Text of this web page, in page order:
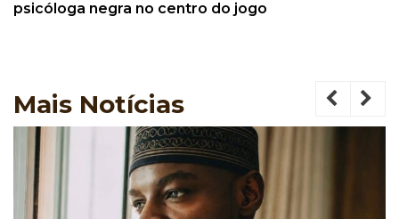
psicóloga negra no centro do jogo
Mais Notícias